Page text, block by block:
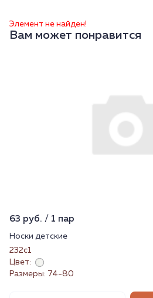
Элемент не найден!
Вам может понравится
63 руб. / 1 пар
Носки детские
232с1
Цвет:
Размеры: 74-80